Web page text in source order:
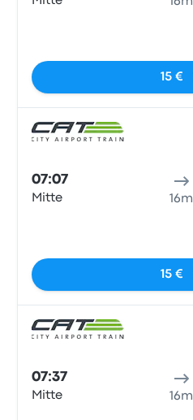
15 €
07:07
Mitte 16m
15 €
07:37
Mitte 16m